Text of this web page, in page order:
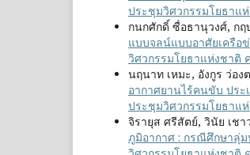
ประชุมวิศวกรรมโยธาแ
กนกศักดิ์ ซื่อธานุวงศ์, ก
แบบจลน์แบบอาศัยเครือ
วิศวกรรมโยธาแห่งชาติ
นฤนาท เหมะ, อังกูร ว่อ
อากาศยานไร้คนขับ ปร
ประชุมวิศวกรรมโยธาแ
จิรายุส ศรีสัตย์, วินัย เช
ภูมิอากาศ : กรณีศึกษาลุ่